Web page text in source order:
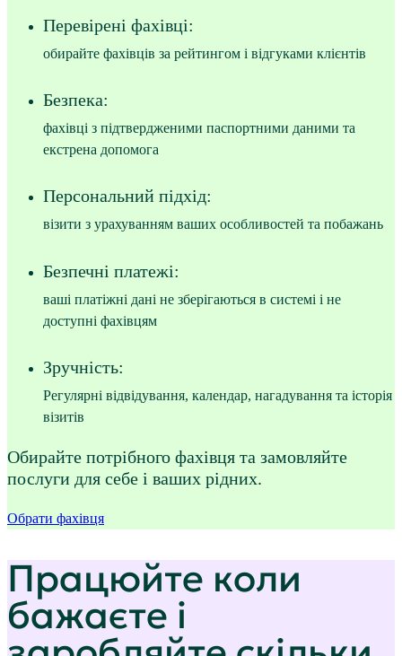
Перевірені фахівці:
обирайте фахівців за рейтингом і відгуками клієнтів
Безпека:
фахівці з підтвердженими паспортними даними та
екстрена допомога
Персональний підхід:
візити з урахуванням ваших особливостей та побажань
Безпечні платежі:
ваші платіжні дані не зберігаються в системі і не
доступні фахівцям
Зручність:
Регулярні відвідування, календар, нагадування та історія
візитів
Обирайте потрібного фахівця та замовляйте
послуги для себе і ваших рідних.
Обрати фахівця
Працюйте коли
бажаєте і